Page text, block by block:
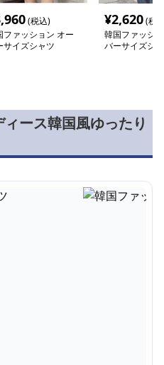
(税込)
ファッション オー
サイズシャツ
¥2,620(税
韓国ファッシ
バーサイズシ
ース韓国風ゆったり